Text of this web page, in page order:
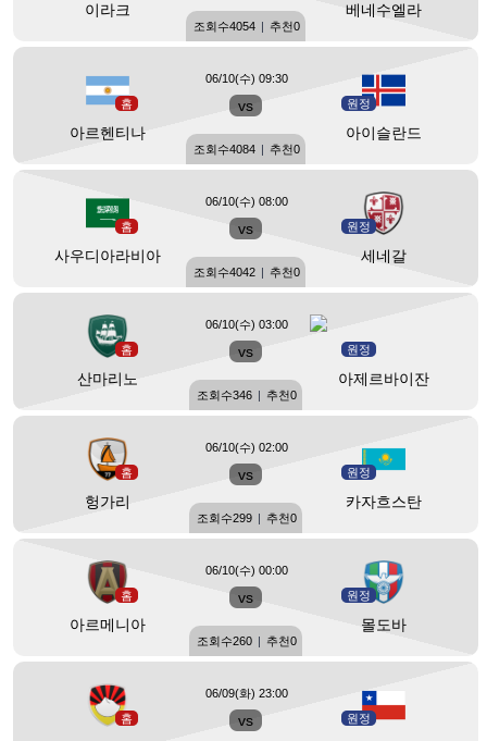
이라크 베네수엘라
조회수4054 | 추천0
홈
아르헨티나
vs 원정
아이슬란드
06/10(수) 09:30
조회수4084 | 추천0
홈
사우디아라비아
vs 원정
세네갈
06/10(수) 08:00
조회수4042 | 추천0
홈
산마리노
vs 원정
아제르바이잔
06/10(수) 03:00
조회수346 | 추천0
홈
헝가리
vs 원정
카자흐스탄
06/10(수) 02:00
조회수299 | 추천0
홈
아르메니아
vs 원정
몰도바
06/10(수) 00:00
조회수260 | 추천0
홈 vs 원정
06/09(화) 23:00